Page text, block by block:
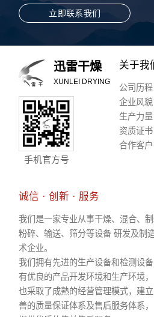
立即联系我们
迅雷干燥
XUNLEI DRYING
手机官方号
关于我
公司历程
企业风貌
生产力量
资质证书
合作客户
诚信 · 创新 · 服务
我们是一家专业从事干燥、混合、制
粉碎、输送、筛分等设备 研发及制
术企业。
我们拥有先进的生产设备和检测设
有优良的产品开发环境和生产环境
也采取了成熟的经营管理模式，建
善的质量保证体系及售后服务体系